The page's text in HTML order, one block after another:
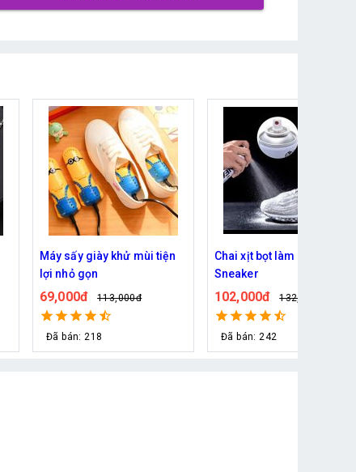
Chai xịt bọt làm sạch giày
Sneaker
102,000đ 132,000đ
Đã bán: 242
Kính râm không viền hình
trái tim
35,000đ 94,000đ